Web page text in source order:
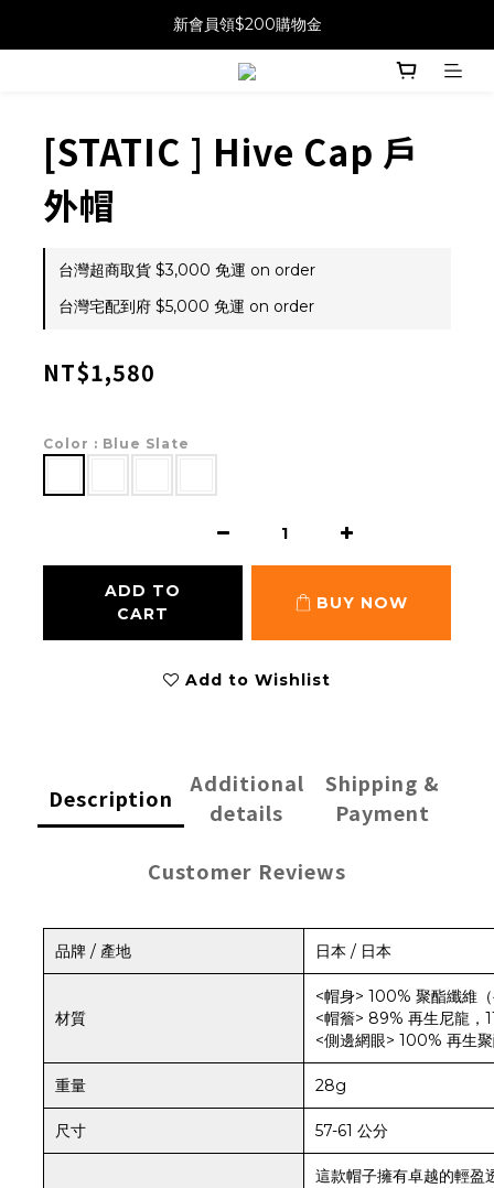
新會員領$200購物金
[STATIC ] Hive Cap 戶
外帽
台灣超商取貨 $3,000 免運 on order
台灣宅配到府 $5,000 免運 on order
NT$1,580
Color : Blue Slate
ADD TO
CART
BUY NOW
Add to Wishlist
Description
Additional
details
Shipping &
Payment
Customer Reviews
品牌 / 產地 日本 / 日本
材質
<帽身> 100% 聚酯纖維
<帽簷> 89% 再生尼龍，
<側邊網眼> 100% 再生
重量 28g
尺寸 57-61 公分
這款帽子擁有卓越的輕盈